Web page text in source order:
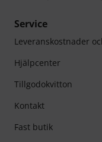
Service
Leveranskostnader
Hjälpcenter
Tillgodokvitton
Kontakt
Fast butik